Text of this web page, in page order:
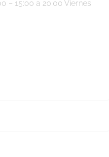
– 15:00 a 20:00 Viernes